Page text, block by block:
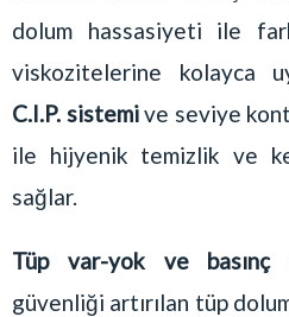
dolum hassasiyeti ile
viskozitelerine kolayca
C.I.P. sistemive seviye
ile hijyenik temizlik ve
sağlar.
Tüp var-yok ve basınç
güvenliği artırılan tüp